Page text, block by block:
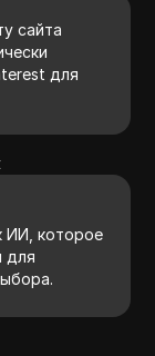
сайта
для
ИИ, которое
для